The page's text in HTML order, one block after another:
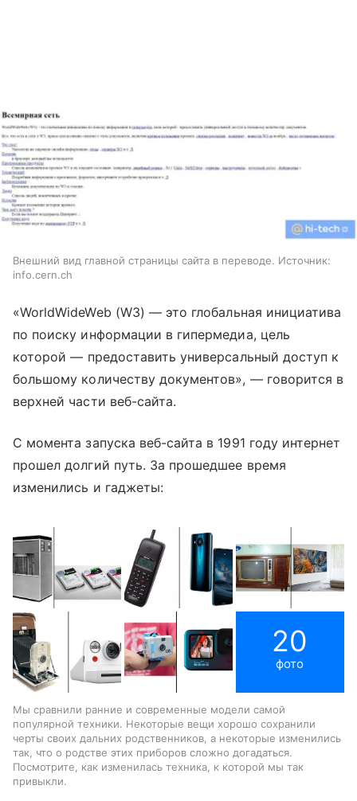
Внешний вид главной страницы сайта в переводе. Источник:
info.cern.ch
«WorldWideWeb (W3) —это глобальная инициатива
по поиску информации в гипермедиа, цель
которой— предоставить универсальный доступ к
большому количеству документов», —говорится в
верхней части веб-сайта.
С момента запуска веб-сайта в 1991 году интернет
прошел долгий путь. За прошедшее время
изменились и гаджеты:
20
фото
Мы сравнили ранние и современные модели самой
популярной техники. Некоторые вещи хорошо сохранили
черты своих дальних родственников, а некоторые изменились
так, что о родстве этих приборов сложно догадаться.
Посмотрите, как изменилась техника, к которой мы так
привыкли.